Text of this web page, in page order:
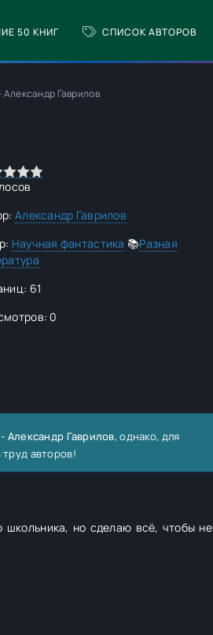
50 КНИГ СПИСОК АВТОРОВ
Александр Гаврилов
Александр Гаврилов
Научная фантастика 📚Разная
61
0
Александр Гаврилов, однако, для
авторов!
но сделаю всё, чтобы не